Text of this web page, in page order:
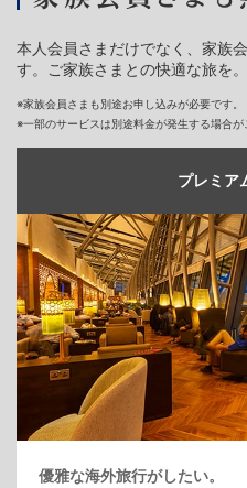
本人会員さまだけでなく、家族
す。ご家族さまとの快適な旅を。
※家族会員さまも別途お申し込みが必要です。
※一部のサービスは別途料金が発生する場合が
プレミア
優雅な海外旅行がしたい。